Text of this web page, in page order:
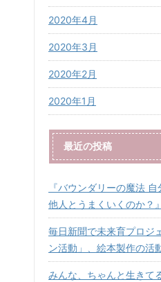
2020年4月
2020年3月
2020年2月
2020年1月
最近の投稿
『バウンダリーの魔法
他人とうまくいくのか？
毎日新聞で未来育プロジ
ン活動」、絵本製作の活
みんな、ちゃんと生きて